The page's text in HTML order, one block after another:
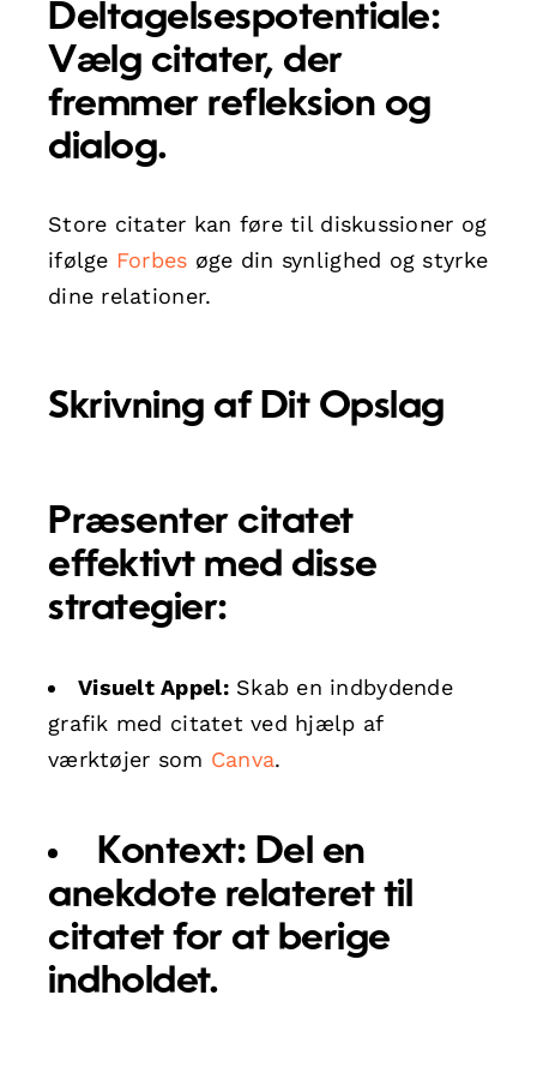
Deltagelsespotentiale:
Vælg citater, der
fremmer refleksion og
dialog.
Store citater kan føre til diskussioner og
ifølge Forbes øge din synlighed og styrke
dine relationer.
Skrivning af Dit Opslag
Præsenter citatet
effektivt med disse
strategier:
Visuelt Appel:Skab en indbydende
grafik med citatet ved hjælp af
værktøjer som Canva.
Kontext: Del en
anekdote relateret til
citatet for at berige
indholdet.